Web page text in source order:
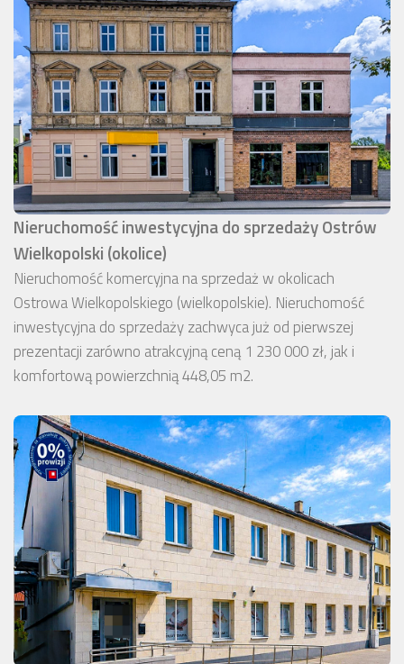
Nieruchomość inwestycyjna do sprzedaży Ostrów
Wielkopolski (okolice)
Nieruchomość komercyjna na sprzedaż w okolicach
Ostrowa Wielkopolskiego (wielkopolskie). Nieruchomość
inwestycyjna do sprzedaży zachwyca już od pierwszej
prezentacji zarówno atrakcyjną ceną 1 230 000 zł, jak i
komfortową powierzchnią 448,05 m2.